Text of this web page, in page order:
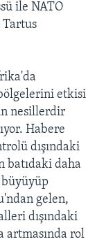
ile NATO
Tartus
etkisi
nesillerdir
Habere
dışındaki
batıdaki daha
gelen,
dışındaki
artmasında rol